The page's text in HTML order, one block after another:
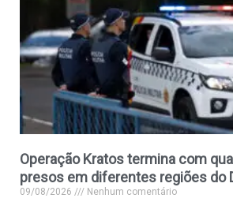
Operação Kratos termina com
presos em diferentes regiões do
09/08/2026 Nenhum comentário